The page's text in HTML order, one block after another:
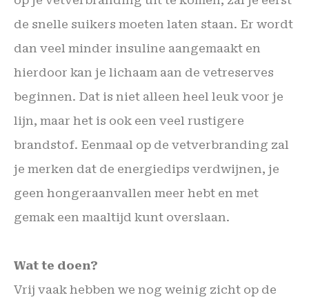
de snelle suikers moeten laten staan. Er wordt
dan veel minder insuline aangemaakt en
hierdoor kan je lichaam aan de vetreserves
beginnen. Dat is niet alleen heel leuk voor je
lijn, maar het is ook een veel rustigere
brandstof. Eenmaal op de vetverbranding zal
je merken dat de energiedips verdwijnen, je
geen hongeraanvallen meer hebt en met
gemak een maaltijd kunt overslaan.
Wat te doen?
Vrij vaak hebben we nog weinig zicht op de